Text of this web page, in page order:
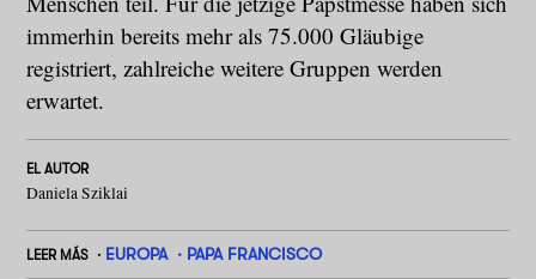
immerhin bereits mehr als 75.000 Gläubige
registriert, zahlreiche weitere Gruppen werden
erwartet.
EL AUTOR
Daniela Sziklai
LEER MÁS EUROPA PAPA FRANCISCO